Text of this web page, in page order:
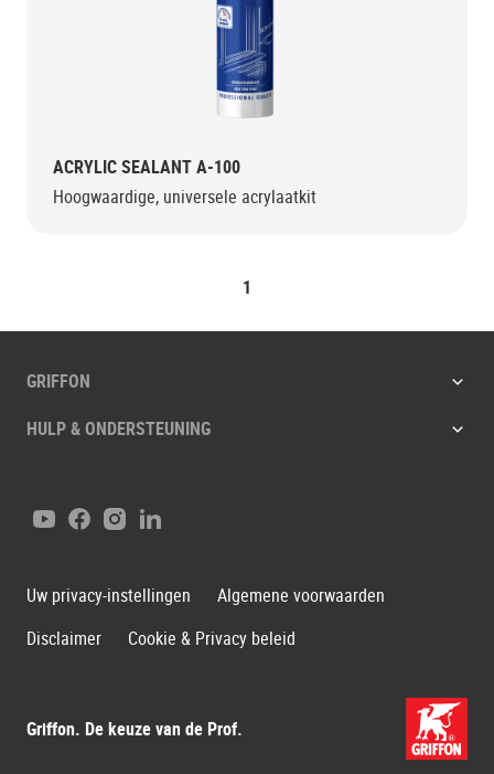
ACRYLIC SEALANT A-100
Hoogwaardige, universele acrylaatkit
1
GRIFFON
HULP & ONDERSTEUNING
Griffon. De keuze van de Prof.
YouTubeFacebook
Instagram
LinkedIn
Uw privacy-instellingen
Algemene voorwaarden
Disclaimer
Cookie & Privacy beleid